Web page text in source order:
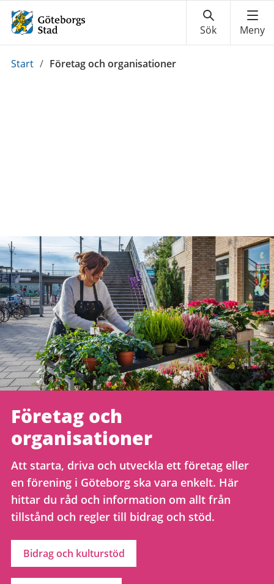
Du
Start / Företag och organisationer
Företag och
organisationer
Att starta, driva och utveckla ett företag eller
en förening i Göteborg ska vara enkelt. Här
hittar du råd och information om allt från
tillstånd och regler till bidrag och stöd.
Bidrag och kulturstöd